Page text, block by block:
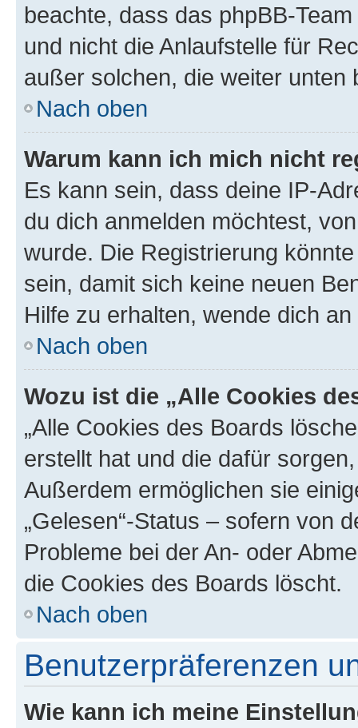
beachte, dass das phpBB-
und nicht die Anlaufstelle für
außer solchen, die weiter unten
Nach oben
Warum kann ich mich nicht
Es kann sein, dass deine IP-
du dich anmelden möchtest,
wurde. Die Registrierung
sein, damit sich keine neuen
Hilfe zu erhalten, wende dich
Nach oben
Wozu ist die „Alle Cookies
„Alle Cookies des Boards
erstellt hat und die dafür
Außerdem ermöglichen sie
„Gelesen“-Status – sofern von
Probleme bei der An- oder
die Cookies des Boards löscht.
Nach oben
Benutzerpräferenzen
Wie kann ich meine